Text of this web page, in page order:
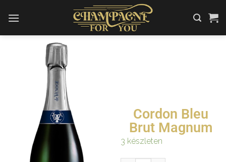
Cordon Bleu
Brut Magnum
3 készleten